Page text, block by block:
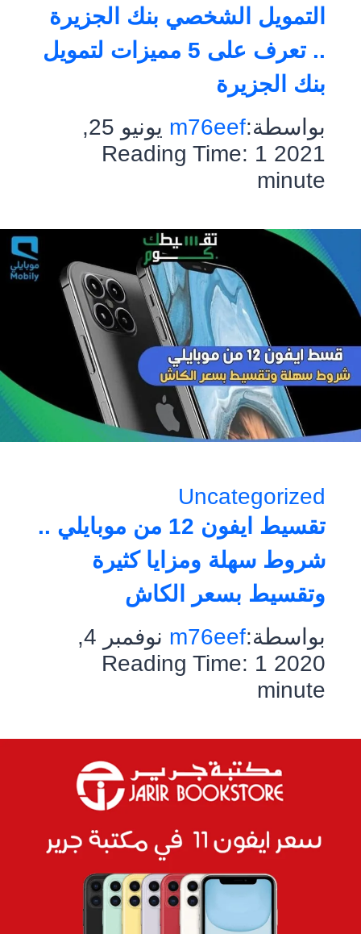
التمويل الشخصي بنك الجزيرة
.. تعرف على 5 مميزات لتمويل
بنك الجزيرة
بواسطة:m76eef
يونيو 25,
2021
Reading Time: 1
minute
Uncategorized
تقسيط ايفون 12 من موبايلي ..
شروط سهلة ومزايا كثيرة
وتقسيط بسعر الكاش
بواسطة:m76eef
نوفمبر 4,
2020
Reading Time: 1
minute